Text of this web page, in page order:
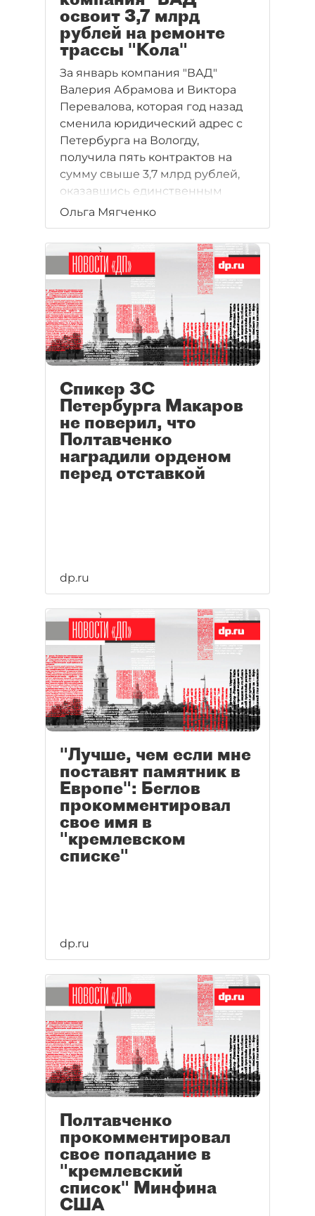
освоит 3,7 млрд
рублей на ремонте
трассы "Кола"
За январь компания "ВАД"
Валерия Абрамова и Виктора
Перевалова, которая год назад
сменила юридический адрес с
Петербурга на Вологду,
получила пять контрактов на
сумму свыше 3,7 млрд рублей,
оказавшись единственным
участником конкурсов.
Ольга Мягченко
Спикер ЗС
Петербурга Макаров
не поверил, что
Полтавченко
наградили орденом
перед отставкой
dp.ru
"Лучше, чем если мне
поставят памятник в
Европе": Беглов
прокомментировал
свое имя в
"кремлевском
списке"
dp.ru
Полтавченко
прокомментировал
свое попадание в
"кремлевский
список" Минфина
США